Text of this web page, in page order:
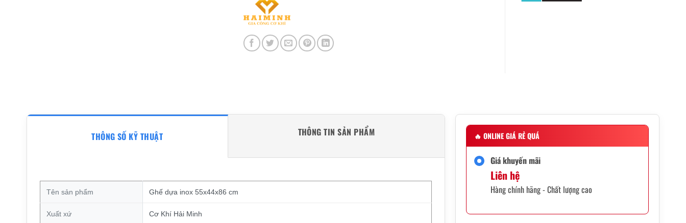
THÔNG SỐ KỸ THUẬT THÔNG TIN SẢN PHẨM
Tên sản phẩm Ghế dựa inox 55x44x86 cm
Xuất xứ Cơ Khí Hải Minh
🔥 ONLINE GIÁ RẺ QUÁ
Giá khuyến mãi
Liên hệ
Hàng chính hãng - Chất lượng cao